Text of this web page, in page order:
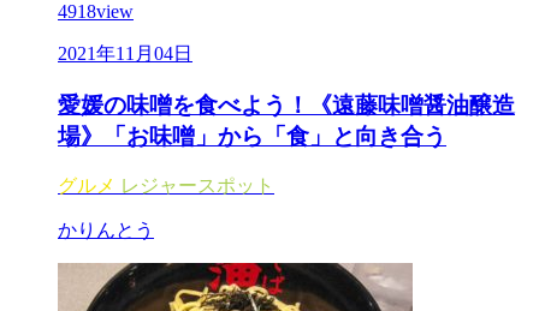
4918view
2021年11月04日
愛媛の味噌を食べよう！《遠藤味噌醤油醸造
場》「お味噌」から「食」と向き合う
グルメ レジャースポット
かりんとう